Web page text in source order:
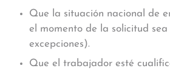
Que la situación nacional de
el momento de la solicitud
excepciones).
Que el trabajador esté